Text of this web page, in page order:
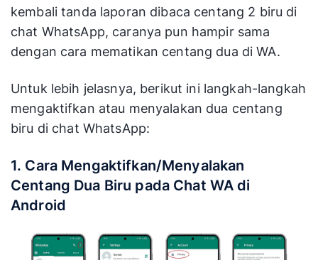
kembali tanda laporan dibaca centang 2 biru di
chat WhatsApp, caranya pun hampir sama
dengan cara mematikan centang dua di WA.
Untuk lebih jelasnya, berikut ini langkah-langkah
mengaktifkan atau menyalakan dua centang
biru di chat WhatsApp:
1. Cara Mengaktifkan/Menyalakan
Centang Dua Biru pada Chat WA di
Android